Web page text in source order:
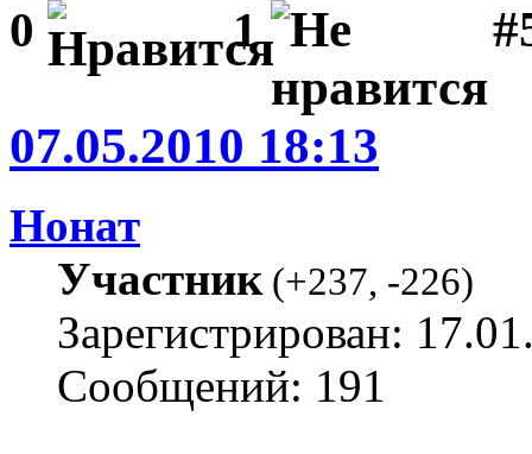
0 1
07.05.2010 18:13
Нонат
Участник(+237, -226)
Зарегистрирован:
Сообщений: 191